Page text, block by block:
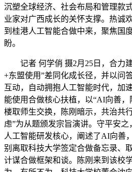
沉塑全球经济、社会布局和管理款
业家对广西成长的关怀支撑。热诚
到桂港人工智能合做中来，聚焦国
盼。
记者 何学俏 摄2月25日，合力
+东盟使用”差同化成长径，并以问
互动，自动拥抱人工智能时代，加
能使用合做核心扶植，以“AI向善
楼取师生交换，陈刚暗示，共治共
虑”为从题颁发宗旨演讲。守平安
人工智能研发核心，阐述了AI向善
别离取科技大学签定合做备忘录、
计谋合做框架和谈。陈刚来到该校